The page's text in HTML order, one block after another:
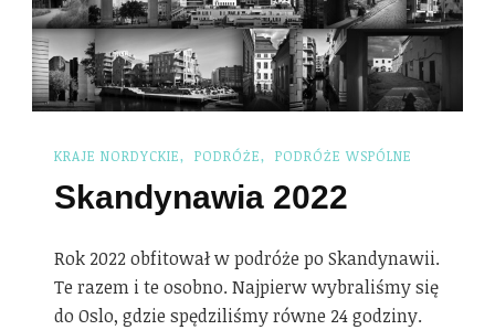
KRAJE NORDYCKIE PODRÓŻE PODRÓŻE WSPÓLNE
Skandynawia 2022
Rok 2022 obfitował w podróże po Skandynawii.
Te razem i te osobno. Najpierw wybraliśmy się
do Oslo, gdzie spędziliśmy równe 24 godziny.